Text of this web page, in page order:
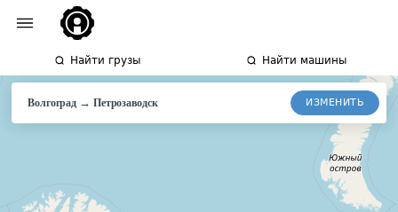
Найти грузы Найти машины
Волгоград → Петрозаводск ИЗМЕНИТЬ